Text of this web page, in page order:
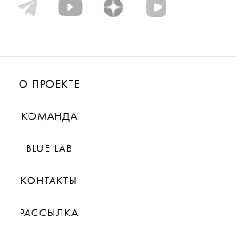
О ПРОЕКТЕ
КОМАНДА
BLUE LAB
КОНТАКТЫ
РАССЫЛКА